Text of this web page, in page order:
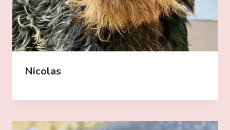
Nicolas